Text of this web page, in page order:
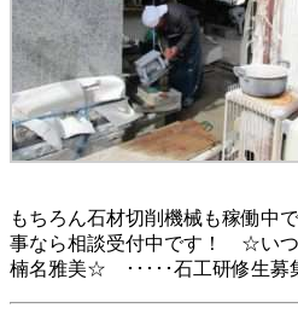
もちろん石材切削機械も稼働
事なら相談受付中です！ ☆い
楠名雅美☆ ･････石工研修生募